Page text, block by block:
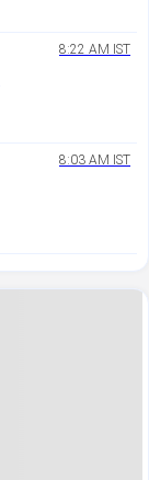
8:22 AM IST
8:03 AM IST